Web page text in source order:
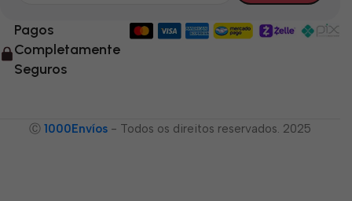
Pagos
Completamente
Seguros
Ⓒ 1000Envíos - Todos os direitos reservados. 2025